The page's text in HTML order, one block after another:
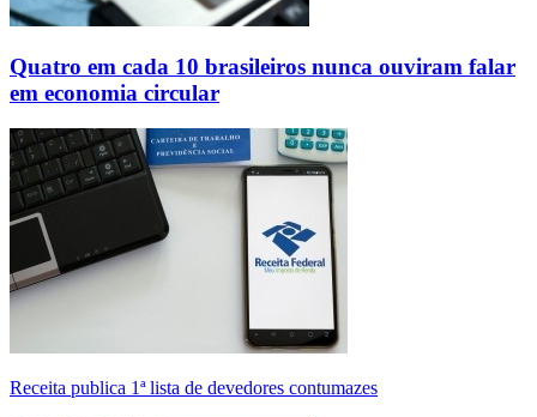
Quatro em cada 10 brasileiros nunca ouviram falar
em economia circular
Receita publica 1ª lista de devedores contumazes